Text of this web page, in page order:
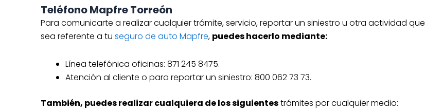
Teléfono Mapfre Torreón
Para comunicarte a realizar cualquier trámite, servicio, reportar un siniestro u otra actividad que
sea referente a tu seguro de auto Mapfre, puedes hacerlo mediante:
Línea telefónica oficinas: 871 245 8475.
Atención al cliente o para reportar un siniestro: 800 062 73 73.
También, puedes realizar cualquiera de los siguientestrámites por cualquier medio: